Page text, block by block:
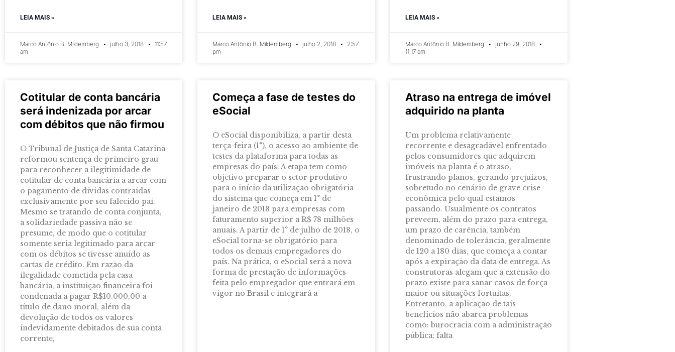
LEIA MAIS »
Marco Antônio B. Mildemberg julho 3, 2018
11:57
am
LEIA MAIS »
Marco Antônio B. Mildemberg julho 2, 2018
2:57
pm
LEIA MAIS »
Marco Antônio B. Mildemberg
junho 29, 2018
11:17 am
Cotitular de conta bancária
será indenizada por arcar
com débitos que não firmou
O Tribunal de Justiça de Santa Catarina
reformou sentença de primeiro grau
para reconhecer a ilegitimidade de
cotitular de conta bancária a arcar com
o pagamento de dívidas contraídas
exclusivamente por seu falecido pai.
Mesmo se tratando de conta conjunta,
a solidariedade passiva não se
presume, de modo que o cotitular
somente seria legitimado para arcar
com os débitos se tivesse anuído as
cartas de crédito. Em razão da
ilegalidade cometida pela casa
bancária, a instituição financeira foi
condenada a pagar R$10.000,00 a
título de dano moral, além da
devolução de todos os valores
indevidamente debitados de sua conta
corrente,
Começa a fase de testes do
eSocial
O eSocial disponibiliza, a partir desta
terça-feira (1°), o acesso ao ambiente de
testes da plataforma para todas as
empresas do país. A etapa tem como
objetivo preparar o setor produtivo
para o início da utilização obrigatória
do sistema que começa em 1° de
janeiro de 2018 para empresas com
faturamento superior a R$ 78 milhões
anuais. A partir de 1° de julho de 2018, o
eSocial torna-se obrigatório para
todos os demais empregadores do
país. Na prática, o eSocial será a nova
forma de prestação de informações
feita pelo empregador que entrará em
vigor no Brasil e integrará a
Atraso na entrega de imóvel
adquirido na planta
Um problema relativamente
recorrente e desagradável enfrentado
pelos consumidores que adquirem
imóveis na planta é o atraso,
frustrando planos, gerando prejuízos,
sobretudo no cenário de grave crise
econômica pelo qual estamos
passando. Usualmente os contratos
preveem, além do prazo para entrega,
um prazo de carência, também
denominado de tolerância, geralmente
de 120 a 180 dias, que começa a contar
após a expiração da data de entrega. As
construtoras alegam que a extensão do
prazo existe para sanar casos de força
maior ou situações fortuitas.
Entretanto, a aplicação de tais
benefícios não abarca problemas
como: burocracia com a administração
pública; falta